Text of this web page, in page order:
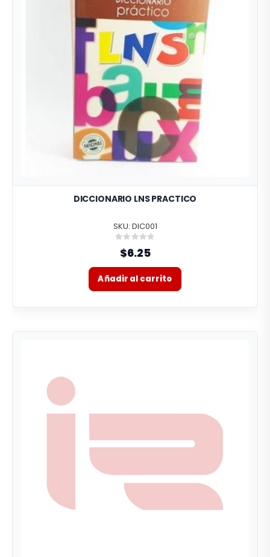
DICCIONARIO LNS PRACTICO
SKU: DIC001
Rating:
0%
$6.25
Añadir al carrito